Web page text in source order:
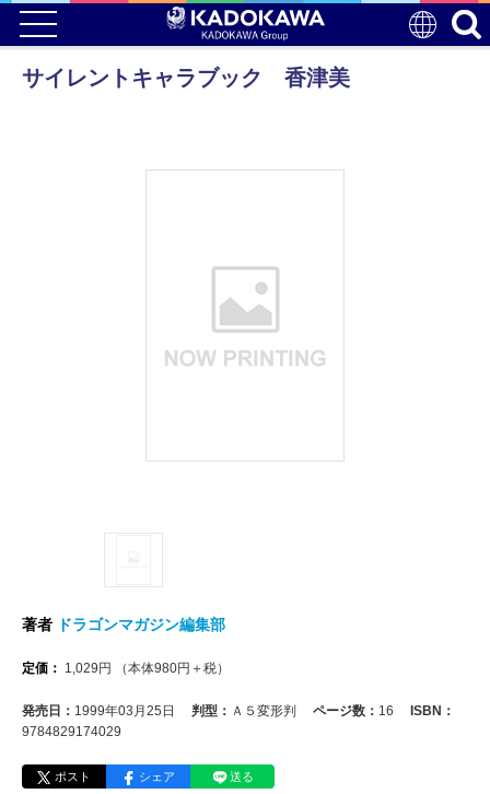
サイレントキャラブック 香津美
著者 ドラゴンマガジン編集部
定価： 1,029 円 （本体980円＋税）
発売日： 1999年03月25日 判型： Ａ５変形判 ページ数： 16
ISBN：
9784829174029
ポスト シェア 送る